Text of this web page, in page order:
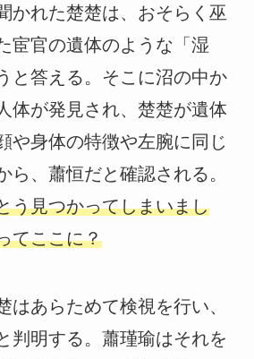
かれた楚楚は、おそらく巫
宦官の遺体のような「湿
と答える。そこに沼の中か
体が発見され、楚楚が遺体
や身体の特徴や左腕に同じ
ら、蕭恒だと確認される。
う見つかってしまいまし
てここに？
はあらためて検視を行い、
判明する。蕭瑾瑜はそれを